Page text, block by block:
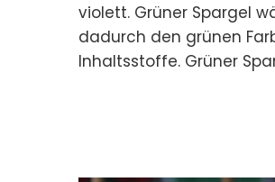
violett. Grüner Spargel
dadurch den grünen
Inhaltsstoffe. Grüner